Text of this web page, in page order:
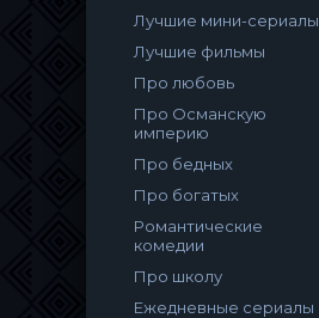
Лучшие мини-сериалы
Лучшие фильмы
Про любовь
Про Османскую
империю
Про бедных
Про богатых
Романтические
комедии
Про школу
Ежедневные сериалы